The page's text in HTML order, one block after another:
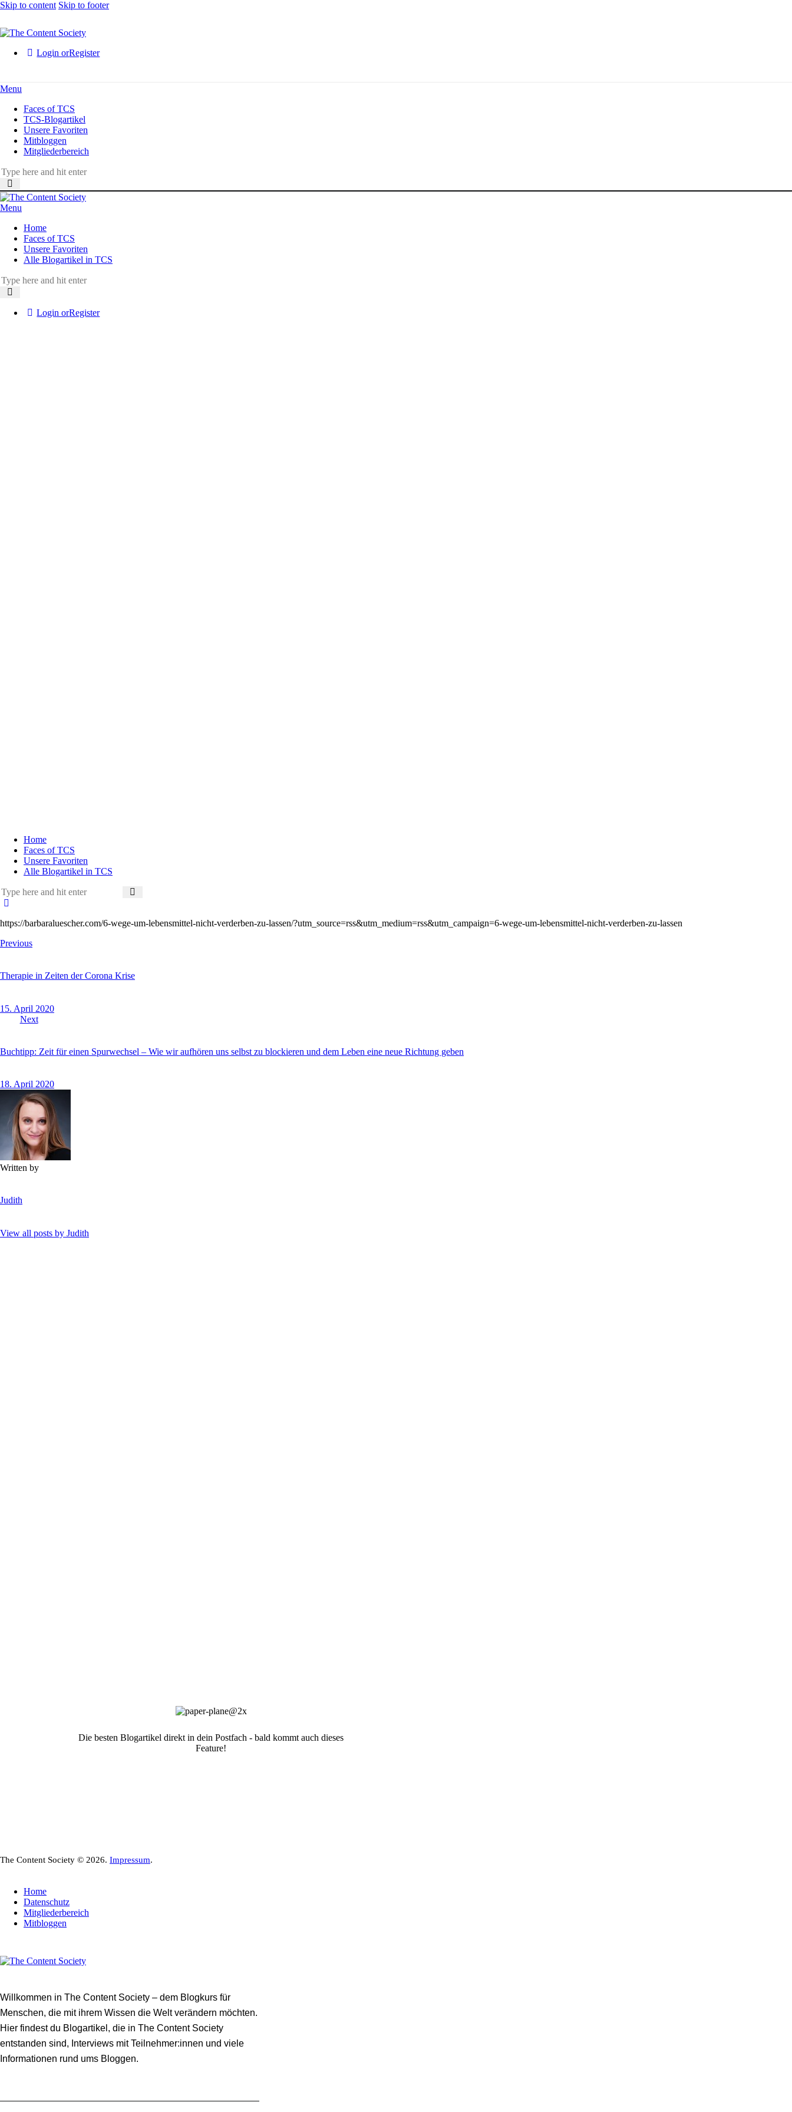
Skip to content Skip to footer
Login orRegister
Menu
Faces of TCS
TCS-Blogartikel
Unsere Favoriten
Mitbloggen
Mitgliederbereich
Menu
Home
Faces of TCS
Unsere Favoriten
Alle Blogartikel in TCS
Login orRegister
Home
Faces of TCS
Unsere Favoriten
Alle Blogartikel in TCS
https://barbaraluescher.com/6-wege-um-lebensmittel-nicht-verderben-zu-lassen/?utm_source=rss&utm_medium=rss&utm_campaign=6-wege-um-lebensmittel-nicht-verderben-zu-lassen
Beitragsnavigation
Previous
Therapie in Zeiten der Corona Krise
15. April 2020
Next
Buchtipp: Zeit für einen Spurwechsel – Wie wir aufhören uns selbst zu blockieren und dem Leben eine neue Richtung geben
18. April 2020
Written by
Judith
View all posts by Judith
Die besten Blogartikel direkt in dein Postfach - bald kommt auch dieses
Feature!
The Content Society © 2026. Impressum.
Home
Datenschutz
Mitgliederbereich
Mitbloggen
Willkommen in The Content Society – dem Blogkurs für
Menschen, die mit ihrem Wissen die Welt verändern möchten.
Hier findest du Blogartikel, die in The Content Society
entstanden sind, Interviews mit Teilnehmer:innen und viele
Informationen rund ums Bloggen.